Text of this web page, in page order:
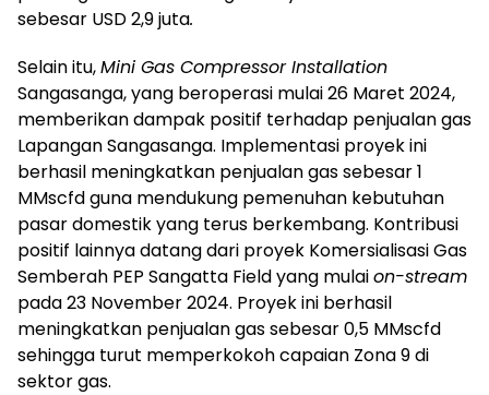
sebesar USD 2,9 juta.
Selain itu,Mini Gas Compressor Installation
Sangasanga, yang beroperasi mulai 26 Maret 2024,
memberikan dampak positif terhadap penjualan gas
Lapangan Sangasanga. Implementasi proyek ini
berhasil meningkatkan penjualan gas sebesar 1
MMscfd guna mendukung pemenuhan kebutuhan
pasar domestik yang terus berkembang. Kontribusi
positif lainnya datang dari proyek Komersialisasi Gas
Semberah PEP Sangatta Field yang mulaion-stream
pada 23 November 2024. Proyek ini berhasil
meningkatkan penjualan gas sebesar 0,5 MMscfd
sehingga turut memperkokoh capaian Zona 9 di
sektor gas.